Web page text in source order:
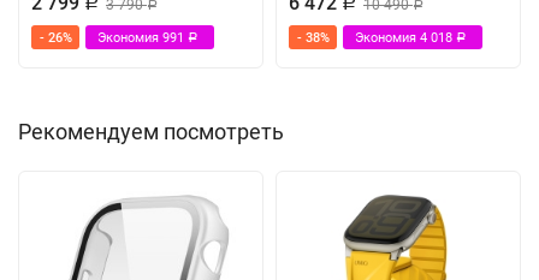
Р 3 790Р
- 26% Экономия 991 Р
Р 10 490Р
- 38% Экономия 4 018 Р
Рекомендуем посмотреть